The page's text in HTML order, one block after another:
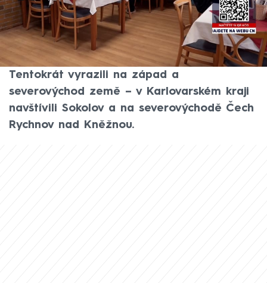
Dobře, chutně, ale hlavně levně se najíst
do sto korun? Naši reportéři pro vás stále
objevují nová místa po celém Česku.
Tentokrát vyrazili na západ a
severovýchod země – v Karlovarském kraji
navštívili Sokolov a na severovýchodě Čech
Rychnov nad Kněžnou.